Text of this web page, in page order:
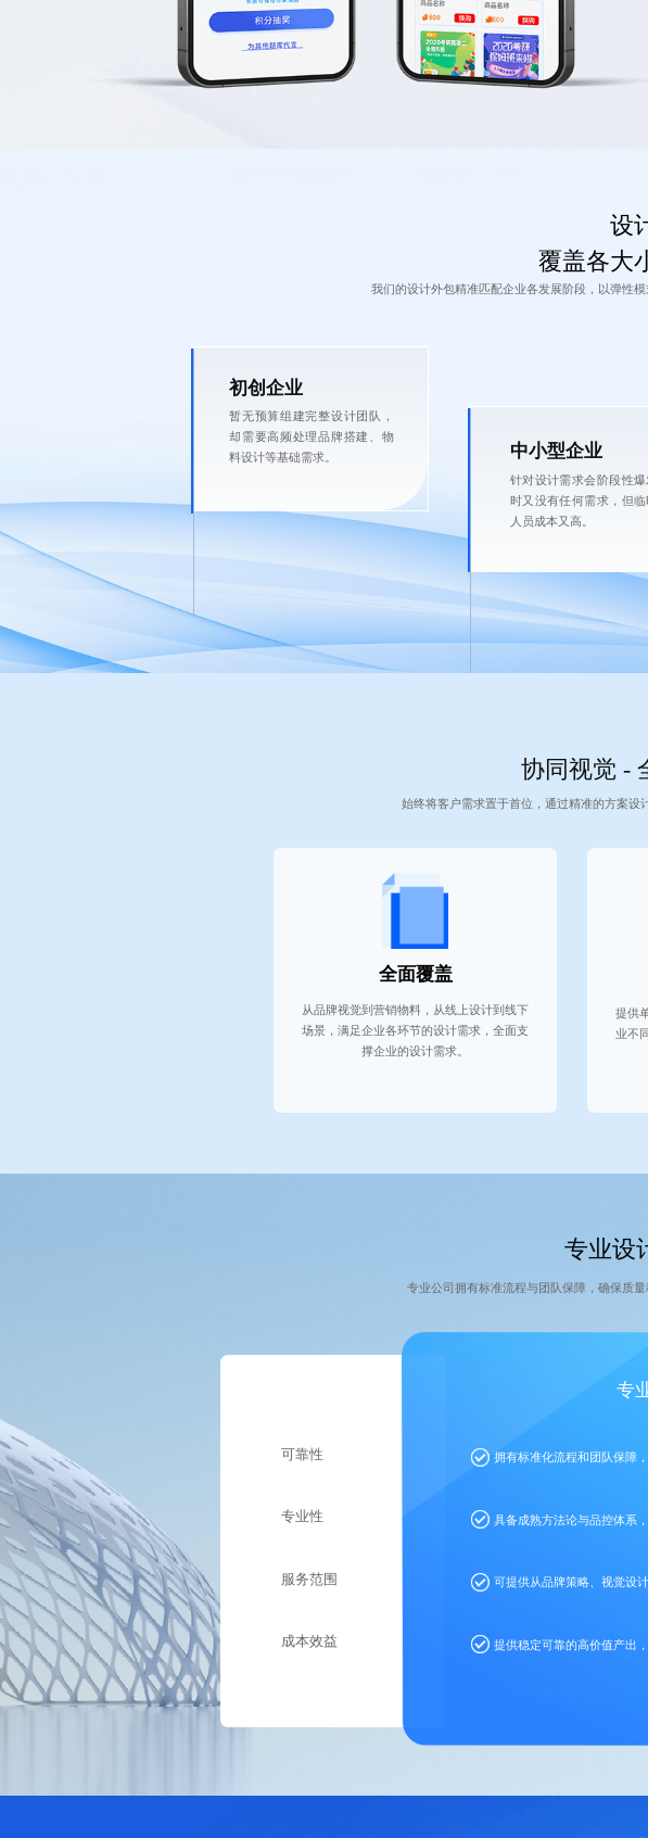
设
覆盖各大
我们的设计外包精准匹配企业各发展阶段，以弹性
初创企业
暂无预算组建完整设计团队，
却需要高频处理品牌搭建、物
料设计等基础需求。
中小型企业
针对设计需求会阶段性
时又没有任何需求，但
人员成本又高。
协同视觉 -
始终将客户需求置于首位，通过精准的方案设
全面覆盖
从品牌视觉到营销物料，从线上设计到线下
场景，满足企业各环节的设计需求，全面支
撑企业的设计需求。
提供
业不
专业设
专业公司拥有标准流程与团队保障，确保质
专
可靠性 拥有标准化流程和团队保障
专业性 具备成熟方法论与品控体系
服务范围 可提供从品牌策略、视觉设
成本效益 提供稳定可靠的高价值产出